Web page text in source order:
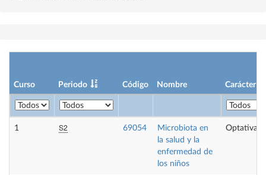
Curso Periodo Código Nombre Carácter
1 S2 69054
Microbiota en
la salud y la
enfermedad de
los niños
Optativa